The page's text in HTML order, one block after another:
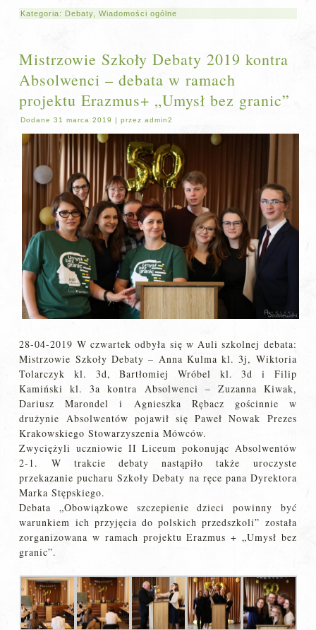
Kategoria: Debaty ,Wiadomości ogólne
Mistrzowie Szkoły Debaty 2019 kontra
Absolwenci – debata w ramach
projektu Erazmus+ „Umysł bez granic”
Dodane 31 marca 2019 |przez admin2
28-04-2019 W czwartek odbyła się w Auli szkolnej debata:
Mistrzowie Szkoły Debaty – Anna Kulma kl. 3j, Wiktoria
Tolarczyk kl. 3d, Bartłomiej Wróbel kl. 3d i Filip
Kamiński kl. 3a kontra Absolwenci – Zuzanna Kiwak,
Dariusz Marondel i Agnieszka Rębacz gościnnie w
drużynie Absolwentów pojawił się Paweł Nowak Prezes
Krakowskiego Stowarzyszenia Mówców.
Zwyciężyli uczniowie II Liceum pokonując Absolwentów
2-1. W trakcie debaty nastąpiło także uroczyste
przekazanie pucharu Szkoły Debaty na ręce pana Dyrektora
Marka Stępskiego.
Debata „Obowiązkowe szczepienie dzieci powinny być
warunkiem ich przyjęcia do polskich przedszkoli” została
zorganizowana w ramach projektu Erazmus + „Umysł bez
granic”.